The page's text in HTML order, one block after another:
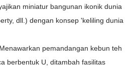
miniatur bangunan ikonik dunia
dll.) dengan konsep 'keliling dunia
pemandangan kebun teh
berbentuk U, ditambah fasilitas